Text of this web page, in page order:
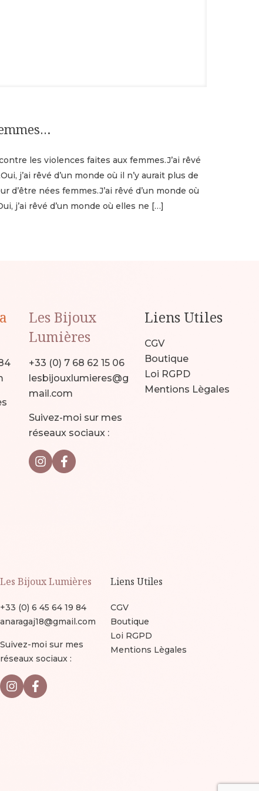
les violences faites aux femmes.J’ai rêvé
j’ai rêvé d’un monde où il n’y aurait plus de
d’être nées femmes.J’ai rêvé d’un monde où
j’ai rêvé d’un monde où elles ne […]
Les Bijoux
Lumières
+33 (0) 7 68 62 15 06
lesbijouxlumieres@g
mail.com
Suivez-moi sur mes
réseaux sociaux :
Liens Utiles
CGV
Boutique
Loi RGPD
Mentions Lègales
Les Bijoux Lumières
+33 (0) 6 45 64 19 84
anaragaj18@gmail.com
Suivez-moi sur mes
réseaux sociaux :
Liens Utiles
CGV
Boutique
Loi RGPD
Mentions Lègales